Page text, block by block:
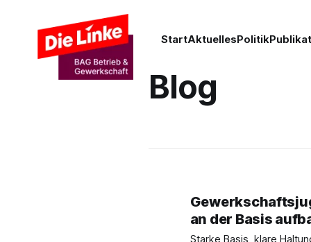
StartAktuellesPolitik
Blog
an der Basis
Starke Basis, klare